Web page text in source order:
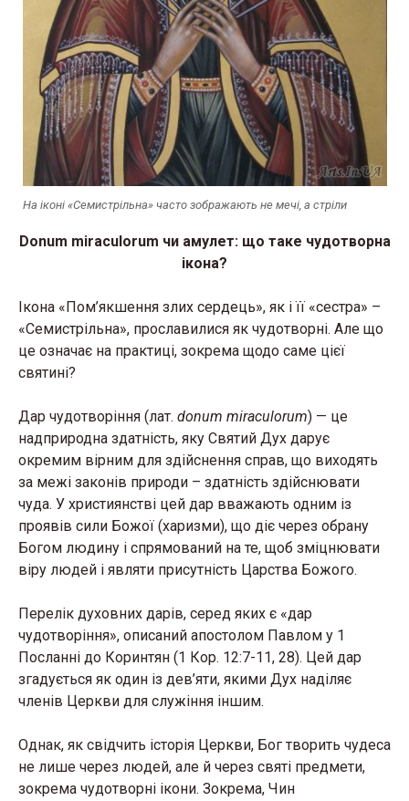
На іконі «Семистрільна» часто зображають не мечі, а стріли
Donum miraculorum чи амулет: що таке чудотворна
ікона?
Ікона «Пом’якшення злих сердець», як і її «сестра» –
«Семистрільна», прославилися як чудотворні. Але що
це означає на практиці, зокрема щодо саме цієї
святині?
Дар чудотворіння (лат. donum miraculorum) — це
надприродна здатність, яку Святий Дух дарує
окремим вірним для здійснення справ, що виходять
за межі законів природи – здатність здійснювати
чуда. У християнстві цей дар вважають одним із
проявів сили Божої (харизми), що діє через обрану
Богом людину і спрямований на те, щоб зміцнювати
віру людей і являти присутність Царства Божого.
Перелік духовних дарів, серед яких є «дар
чудотворіння», описаний апостолом Павлом у 1
Посланні до Коринтян (1 Кор. 12:7-11, 28). Цей дар
згадується як один із дев’яти, якими Дух наділяє
членів Церкви для служіння іншим.
Однак, як свідчить історія Церкви, Бог творить чудеса
не лише через людей, але й через святі предмети,
зокрема чудотворні ікони. Зокрема, Чин